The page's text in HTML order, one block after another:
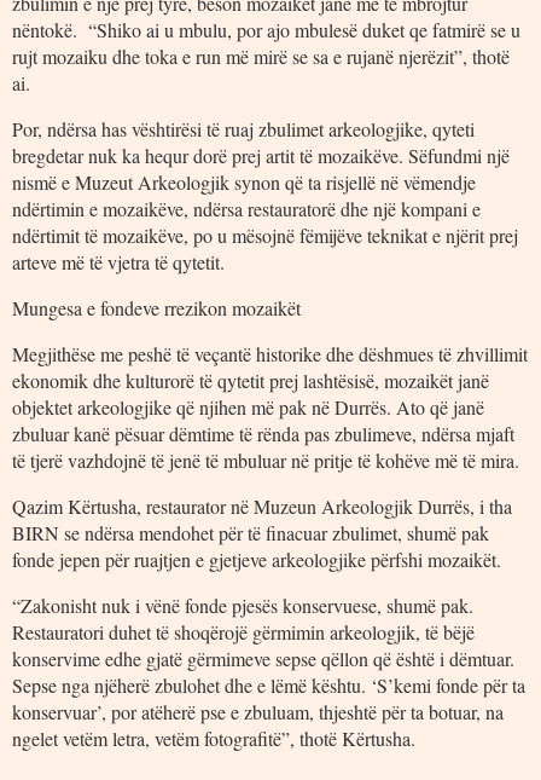
nëntokë. “Shiko ai u mbulu, por ajo mbulesë duket qe fatmirë se u
rujt mozaiku dhe toka e run më mirë se sa e rujanë njerëzit”, thotë
ai.
Por, ndërsa has vështirësi të ruaj zbulimet arkeologjike, qyteti
bregdetar nuk ka hequr dorë prej artit të mozaikëve. Sëfundmi një
nismë e Muzeut Arkeologjik synon që ta risjellë në vëmendje
ndërtimin e mozaikëve, ndërsa restauratorë dhe një kompani e
ndërtimit të mozaikëve, po u mësojnë fëmijëve teknikat e njërit prej
arteve më të vjetra të qytetit.
Mungesa e fondeve rrezikon mozaikët
Megjithëse me peshë të veçantë historike dhe dëshmues të zhvillimit
ekonomik dhe kulturorë të qytetit prej lashtësisë, mozaikët janë
objektet arkeologjike që njihen më pak në Durrës. Ato që janë
zbuluar kanë pësuar dëmtime të rënda pas zbulimeve, ndërsa mjaft
të tjerë vazhdojnë të jenë të mbuluar në pritje të kohëve më të mira.
Qazim Kërtusha, restaurator në Muzeun Arkeologjik Durrës, i tha
BIRN se ndërsa mendohet për të finacuar zbulimet, shumë pak
fonde jepen për ruajtjen e gjetjeve arkeologjike përfshi mozaikët.
“Zakonisht nuk i vënë fonde pjesës konservuese, shumë pak.
Restauratori duhet të shoqërojë gërmimin arkeologjik, të bëjë
konservime edhe gjatë gërmimeve sepse qëllon që është i dëmtuar.
Sepse nga njëherë zbulohet dhe e lëmë kështu. ‘S’kemi fonde për ta
konservuar’, por atëherë pse e zbuluam, thjeshtë për ta botuar, na
ngelet vetëm letra, vetëm fotografitë”, thotë Kërtusha.